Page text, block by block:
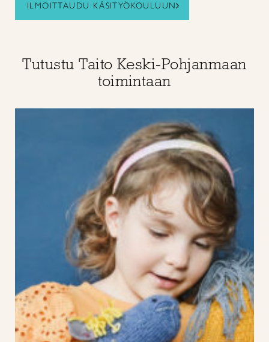
ILMOITTAUDU KÄSITYÖKOULUUN
Tutustu Taito Keski-Pohjanmaan
toimintaan